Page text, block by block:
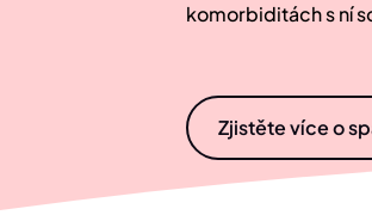
komorbiditách s ní
Zjistěte více o